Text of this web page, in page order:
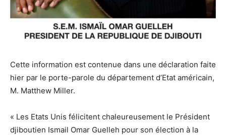
Cette information est contenue dans une déclaration faite
hier par le porte-parole du département d’Etat américain,
M. Matthew Miller.
« Les Etats Unis félicitent chaleureusement le Président
djiboutien Ismail Omar Guelleh pour son élection à la